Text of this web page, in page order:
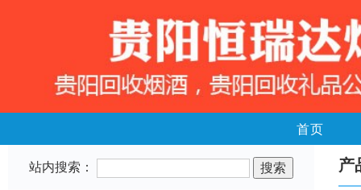
首页
站内搜索： 产